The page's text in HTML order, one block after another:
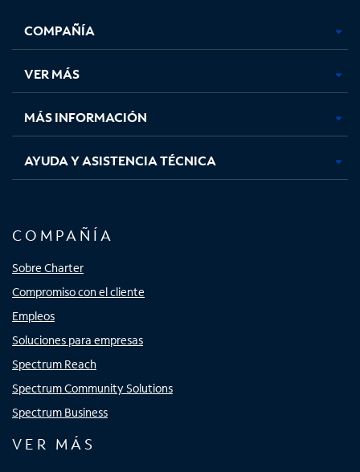
abre
en
pestaña
nueva
abre
en
pestaña
nueva
abre
en
pestaña
nueva
en
nueva
COMPAÑÍA
VER MÁS
MÁS INFORMACIÓN
AYUDA Y ASISTENCIA TÉCNICA
COMPAÑÍA
Sobre Charter
Compromiso con el cliente
Empleos
Soluciones para empresas
Spectrum Reach
Spectrum Community Solutions
Spectrum Business
VER MÁS